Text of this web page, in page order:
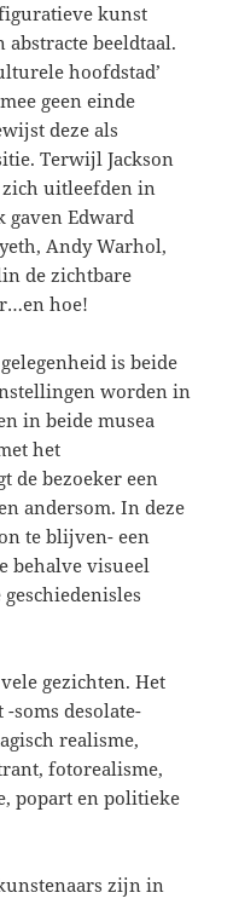
kunst
abstracte beeldtaal.
hoofdstad’
geen einde
deze als
Terwijl Jackson
uitleefden in
gaven Edward
Andy Warhol,
de zichtbare
hoe!
is beide
worden in
in beide musea
het
de bezoeker een
andersom. In deze
te blijven- een
behalve visueel
gezichten. Het
soms desolate-
realisme,
fotorealisme,
popart en politieke
zijn in